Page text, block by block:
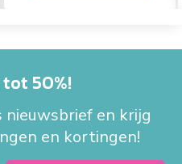
50%!
nieuwsbrief en krijg
en kortingen!